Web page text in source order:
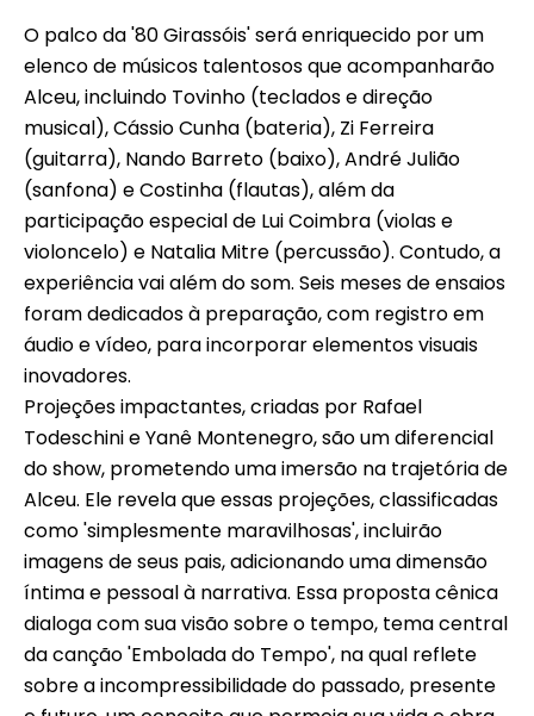
O palco da '80 Girassóis' será enriquecido por um
elenco de músicos talentosos que acompanharão
Alceu, incluindo Tovinho (teclados e direção
musical), Cássio Cunha (bateria), Zi Ferreira
(guitarra), Nando Barreto (baixo), André Julião
(sanfona) e Costinha (flautas), além da
participação especial de Lui Coimbra (violas e
violoncelo) e Natalia Mitre (percussão). Contudo, a
experiência vai além do som. Seis meses de ensaios
foram dedicados à preparação, com registro em
áudio e vídeo, para incorporar elementos visuais
inovadores.
Projeções impactantes, criadas por Rafael
Todeschini e Yanê Montenegro, são um diferencial
do show, prometendo uma imersão na trajetória de
Alceu. Ele revela que essas projeções, classificadas
como 'simplesmente maravilhosas', incluirão
imagens de seus pais, adicionando uma dimensão
íntima e pessoal à narrativa. Essa proposta cênica
dialoga com sua visão sobre o tempo, tema central
da canção 'Embolada do Tempo', na qual reflete
sobre a incompressibilidade do passado, presente